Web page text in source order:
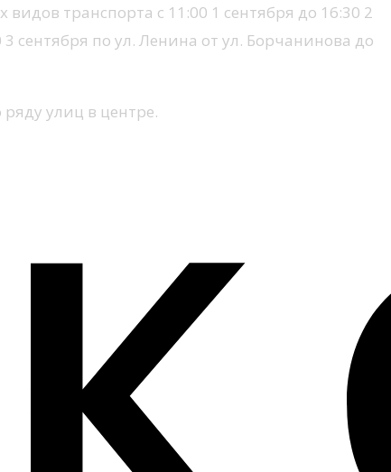
транспорта с 11:00 1 сентября до 16:30 2
сентября по ул. Ленина от ул. Борчанинова до
ряду улиц в центре.